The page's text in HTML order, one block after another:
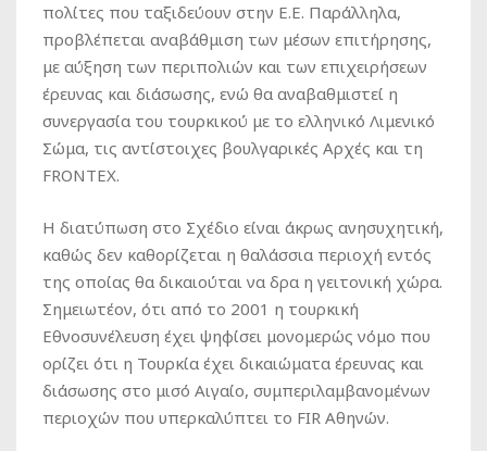
πολίτες που ταξιδεύουν στην Ε.Ε. Παράλληλα,
προβλέπεται αναβάθμιση των μέσων επιτήρησης,
με αύξηση των περιπολιών και των επιχειρήσεων
έρευνας και διάσωσης, ενώ θα αναβαθμιστεί η
συνεργασία του τουρκικού με το ελληνικό Λιμενικό
Σώμα, τις αντίστοιχες βουλγαρικές Αρχές και τη
FRONTEX.
Η διατύπωση στο Σχέδιο είναι άκρως ανησυχητική,
καθώς δεν καθορίζεται η θαλάσσια περιοχή εντός
της οποίας θα δικαιούται να δρα η γειτονική χώρα.
Σημειωτέον, ότι από το 2001 η τουρκική
Εθνοσυνέλευση έχει ψηφίσει μονομερώς νόμο που
ορίζει ότι η Τουρκία έχει δικαιώματα έρευνας και
διάσωσης στο μισό Αιγαίο, συμπεριλαμβανομένων
περιοχών που υπερκαλύπτει το FIR Αθηνών.